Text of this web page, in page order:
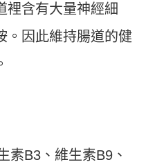
裡含有大量神經細
。因此維持腸道的健
素B3、維生素B9、